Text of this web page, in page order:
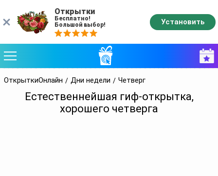
ОткрыткиОнлайн Дни недели Четверг
Естественнейшая гиф-открытка,
хорошего четверга
Открытки
Бесплатно!
Большой выбор!
Установить